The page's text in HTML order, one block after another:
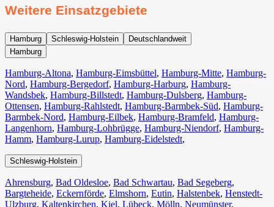
Weitere Einsatzgebiete
Hamburg Schleswig-Holstein
Deutschlandweit
Hamburg
Hamburg-Altona, Hamburg-Eimsbüttel, Hamburg-Mitte, Hamburg-
Nord, Hamburg-Bergedorf, Hamburg-Harburg, Hamburg-
Wandsbek, Hamburg-Billstedt, Hamburg-Dulsberg, Hamburg-
Ottensen, Hamburg-Rahlstedt, Hamburg-Barmbek-Süd, Hamburg-
Barmbek-Nord, Hamburg-Eilbek, Hamburg-Bramfeld, Hamburg-
Langenhorn, Hamburg-Lohbrügge, Hamburg-Niendorf, Hamburg-
Hamm, Hamburg-Lurup, Hamburg-Eidelstedt,
Schleswig-Holstein
Ahrensburg, Bad Oldesloe, Bad Schwartau, Bad Segeberg,
Bargteheide, Eckernförde, Elmshorn, Eutin, Halstenbek, Henstedt-
Ulzburg, Kaltenkirchen, Kiel, Lübeck, Mölln, Neumünster,